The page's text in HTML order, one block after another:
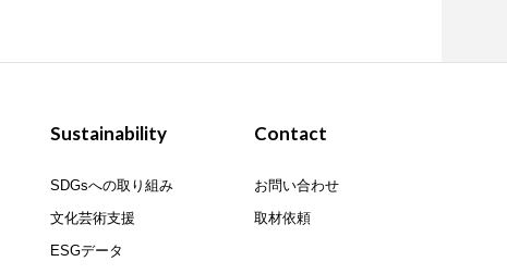
Sustainability
SDGsへの取り組み
文化芸術支援
ESGデータ
Contact
お問い合わせ
取材依頼